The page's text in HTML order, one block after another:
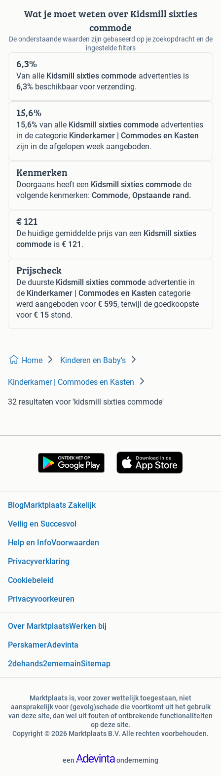
Wat je moet weten over Kidsmill sixties
commode
De onderstaande waarden zijn gebaseerd op je zoekopdracht en de
ingestelde filters
6,3%
Van alle Kidsmill sixties commode advertenties is
6,3% beschikbaar voor verzending.
15,6%
15,6% van alle Kidsmill sixties commode advertenties
in de categorie Kinderkamer | Commodes en Kasten
zijn in de afgelopen week aangeboden.
Kenmerken
Doorgaans heeft een Kidsmill sixties commode de
volgende kenmerken: Commode, Opstaande rand.
€ 121
De huidige gemiddelde prijs van een Kidsmill sixties
commode is € 121 .
Prijscheck
De duurste Kidsmill sixties commode advertentie in
de Kinderkamer | Commodes en Kasten categorie
werd aangeboden voor€ 595, terwijl de goedkoopste
voor€ 15 stond.
Home Kinderen en Baby's
Kinderkamer | Commodes en Kasten
32 resultaten voor 'kidsmill sixties commode'
Blog Marktplaats Zakelijk
Veilig en Succesvol
Help en InfoVoorwaarden
Privacyverklaring
Cookiebeleid
Privacyvoorkeuren
Over MarktplaatsWerken bij
PerskamerAdevinta
2dehands2ememainSitemap
Marktplaats is, voor zover wettelijk toegestaan, niet
aansprakelijk voor (gevolg)schade die voortkomt uit het gebruik
van deze site, dan wel uit fouten of ontbrekende functionaliteiten
op deze site.
Copyright © 2026 Marktplaats B.V. Alle rechten voorbehouden.
een onderneming